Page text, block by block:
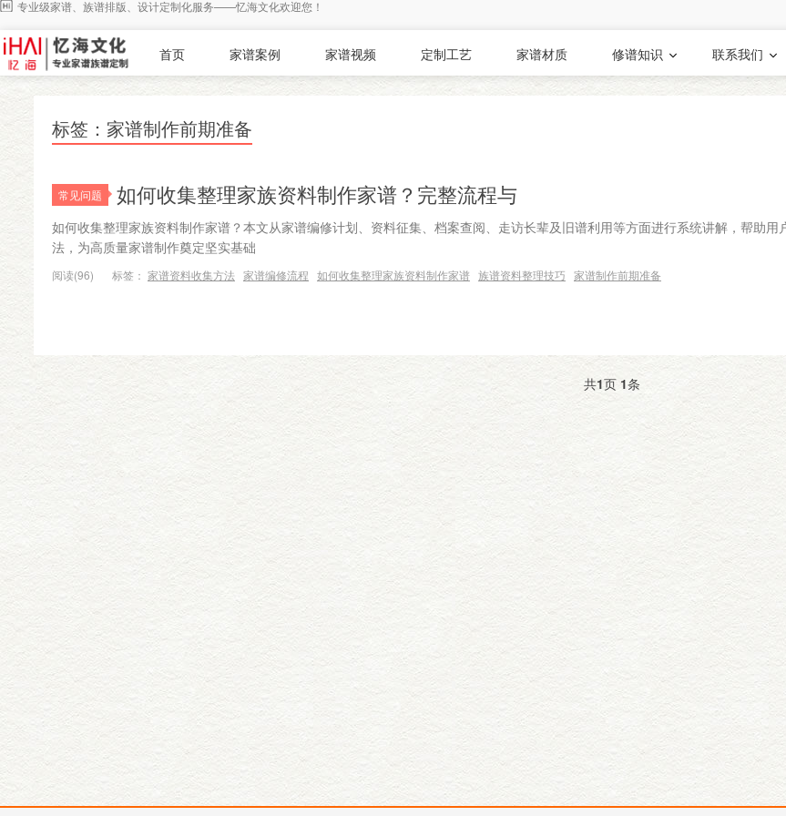
专业级家谱、族谱排版、设计定制化服务——忆海文化欢迎您！
首页 家谱案例 家谱视频 定制工艺 家谱材质 修谱知识 联系我们
标签：家谱制作前期准备
常见问题 如何收集整理家族资料制作家谱？完整流程与
如何收集整理家族资料制作家谱？本文从家谱编修计划、资料征集、档案查阅、走访长辈及旧谱利用等方面进行系统讲解，帮助
法，为高质量家谱制作奠定坚实基础
阅读(96) 标签： 家谱资料收集方法 家谱编修流程 如何收集整理家族资料制作家谱 族谱资料整理技巧 家谱制作前期准备
共1页 1条